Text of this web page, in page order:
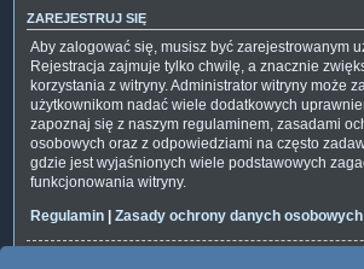
ZAREJESTRUJ SIĘ
Aby zalogować się, musisz być zarejestrowanym
Rejestracja zajmuje tylko chwilę, a znacznie
korzystania z witryny. Administrator witryny może
użytkownikom nadać wiele dodatkowych
zapoznaj się z naszym regulaminem, zasadami
osobowych oraz z odpowiedziami na często
gdzie jest wyjaśnionych wiele podstawowych
funkcjonowania witryny.
Regulamin | Zasady ochrony danych osobowych